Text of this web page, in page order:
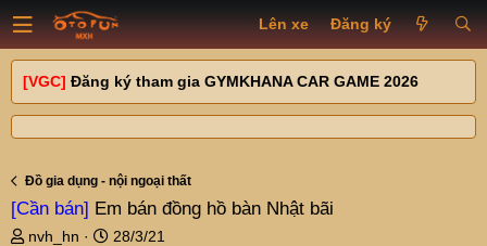
Lên xe Đăng ký
[VGC] Đăng ký tham gia GYMKHANA CAR GAME 2026
Đồ gia dụng - nội ngoại thất
[Cần bán] Em bán đồng hồ bàn Nhật bãi
T
nvh_hn
N
28/3/21